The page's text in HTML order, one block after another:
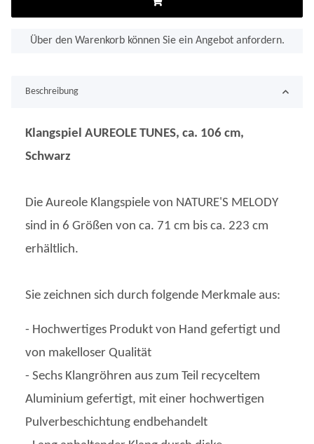
Über den Warenkorb können Sie ein Angebot anfordern.
Beschreibung
Klangspiel AUREOLE TUNES, ca. 106 cm,
Schwarz
Die Aureole Klangspiele von NATURE'S MELODY
sind in 6 Größen von ca. 71 cm bis ca. 223 cm
erhältlich.
Sie zeichnen sich durch folgende Merkmale aus:
- Hochwertiges Produkt von Hand gefertigt und
von makelloser Qualität
- Sechs Klangröhren aus zum Teil recyceltem
Aluminium gefertigt, mit einer hochwertigen
Pulverbeschichtung endbehandelt